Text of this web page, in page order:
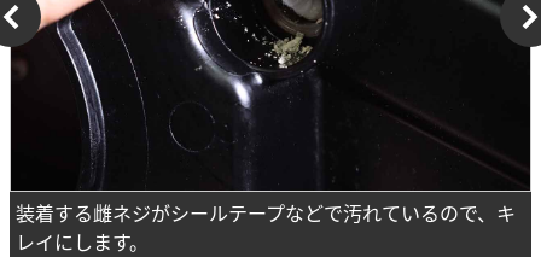
装着する雌ネジがシールテープなどで汚れているので、キ
レイにします。